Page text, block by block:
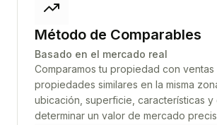
Método de Comparables
Basado en el mercado real
Comparamos tu propiedad con
propiedades similares en la misma
ubicación, superficie, características y
determinar un valor de mercado